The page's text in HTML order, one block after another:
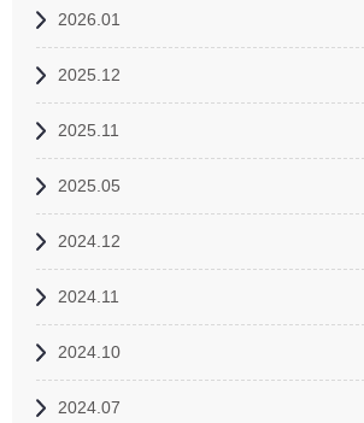
2026.01
2025.12
2025.11
2025.05
2024.12
2024.11
2024.10
2024.07